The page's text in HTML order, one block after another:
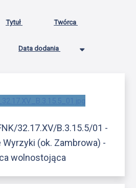
Tytuł Twórca
Data dodania
32.17.XV/B.3.15.5/01 -
(ok. Zambrowa) -
wolnostojąca